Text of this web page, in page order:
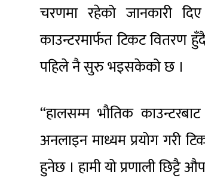
चरणमा रहेको जानकारी
काउन्टरमार्फत टिकट वितरण
पहिले नै सुरु भइसकेको छ ।
“हालसम्म भौतिक
अनलाइन माध्यम प्रयोग गरी
हुनेछ । हामी यो प्रणाली छिट्टै